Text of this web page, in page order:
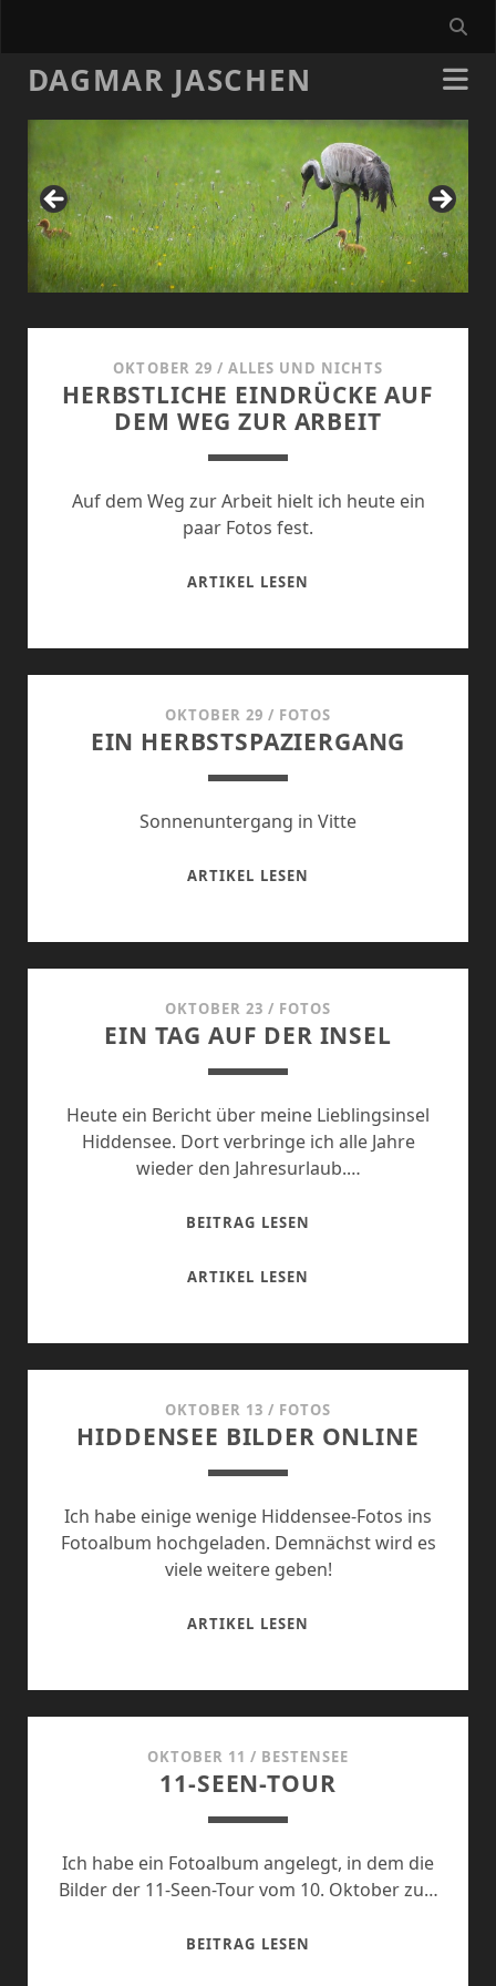
DAGMAR JASCHEN
Dagmar
Jaschen
Beiträge
OKTOBER 29 / ALLES UND NICHTS
HERBSTLICHE EINDRÜCKE AUF
DEM WEG ZUR ARBEIT
Auf dem Weg zur Arbeit hielt ich heute ein
paar Fotos fest.
ARTIKEL LESEN
ZUR
ARBEIT
OKTOBER 29 / FOTOS
EIN HERBSTSPAZIERGANG
Sonnenuntergang in Vitte
ARTIKEL LESEN
OKTOBER 23 / FOTOS
EIN TAG AUF DER INSEL
Heute ein Bericht über meine Lieblingsinsel
Hiddensee. Dort verbringe ich alle Jahre
wieder den Jahresurlaub.…
BEITRAG LESEN
ARTIKEL LESEN
OKTOBER 13 / FOTOS
HIDDENSEE BILDER ONLINE
Ich habe einige wenige Hiddensee-Fotos ins
Fotoalbum hochgeladen. Demnächst wird es
viele weitere geben!
ARTIKEL LESEN
OKTOBER 11 / BESTENSEE
11-SEEN-TOUR
Ich habe ein Fotoalbum angelegt, in dem die
Bilder der 11-Seen-Tour vom 10. Oktober zu…
BEITRAG LESEN